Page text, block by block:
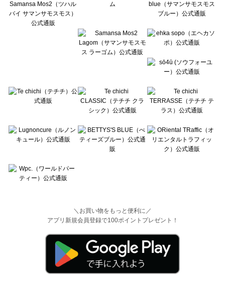
BETTY'S BLUE（べティーズブルー）のコート 一覧
Wpc.（ワールドパーティー）のコート 一覧
＼お買い物をもっと便利に／
アプリ新規会員登録で100ポイントプレゼント！